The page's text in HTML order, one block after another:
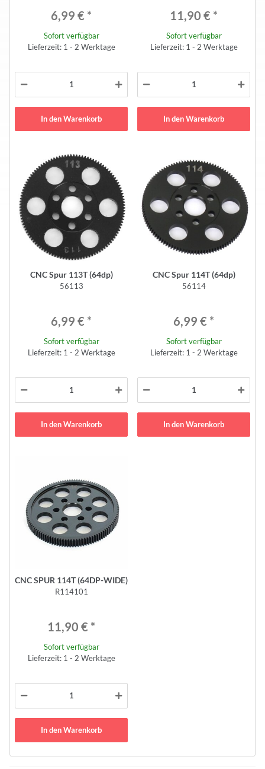
6,99 € *
Sofort verfügbar
Lieferzeit: 1 - 2 Werktage
In den Warenkorb
11,90 € *
Sofort verfügbar
Lieferzeit: 1 - 2 Werktage
In den Warenkorb
CNC Spur 113T (64dp)
56113
6,99 € *
Sofort verfügbar
Lieferzeit: 1 - 2 Werktage
In den Warenkorb
CNC Spur 114T (64dp)
56114
6,99 € *
Sofort verfügbar
Lieferzeit: 1 - 2 Werktage
In den Warenkorb
CNC SPUR 114T (64DP-WIDE)
R114101
11,90 € *
Sofort verfügbar
Lieferzeit: 1 - 2 Werktage
In den Warenkorb